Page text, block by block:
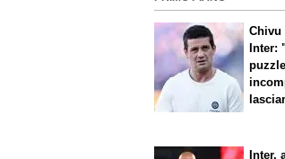
Chivu
Inter:
Inter,